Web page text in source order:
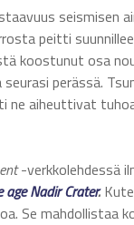
seismisen
peitti
koostunut osa
perässä.
ne aiheuttivat
-verkkolehdessä
Nadir Crater.
Se mahdollistaa